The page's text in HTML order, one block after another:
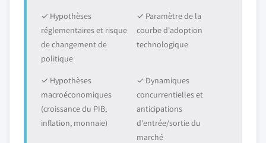
✓ Hypothèses
réglementaires et risque
de changement de
politique
✓ Paramètre de la
courbe d'adoption
technologique
✓ Hypothèses
macroéconomiques
(croissance du PIB,
inflation, monnaie)
✓ Dynamiques
concurrentielles et
anticipations
d'entrée/sortie du
marché